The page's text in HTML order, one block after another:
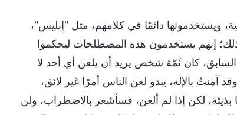
ويستخدمونها دائمًا في كلامهم، مثل "إبليس"،
إنهم يستخدمون هذه المصطلحات ليحكموا
كان ثَمّة شخص يريد أن يلعن أي أحد لا
بالإله، يبدو لعن الناس أمرًا غير لائق،
بذيئة، لكن إذا لم ألعن، فسأشعر بالاضطراب، ولن